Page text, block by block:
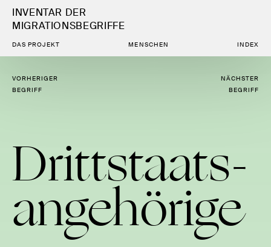
INVENTAR DER
MIGRATIONSBEGRIFFE
DAS PROJEKT MENSCHEN INDEX
Dritt­staats­
an­ge­hö­rige
VORHERIGER
BEGRIFF
NÄCHSTER
BEGRIFF